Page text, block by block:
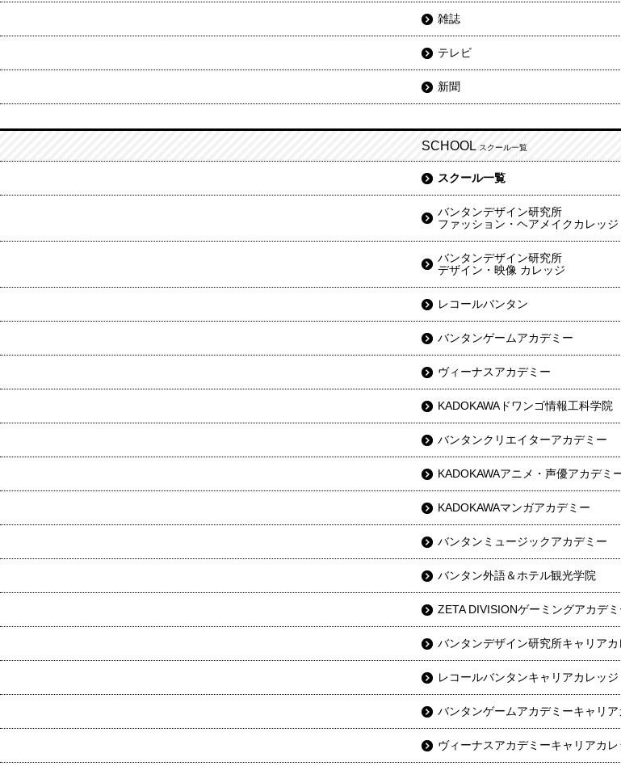
雑誌
テレビ
新聞
SCHOOL スクール一覧
スクール一覧
バンタンデザイン研究所
ファッション・ヘアメイクカレッジ
バンタンデザイン研究所
デザイン・映像 カレッジ
レコールバンタン
バンタンゲームアカデミー
ヴィーナスアカデミー
KADOKAWAドワンゴ情報工科学院
バンタンクリエイターアカデミー
KADOKAWAアニメ・声優アカデミ
KADOKAWAマンガアカデミー
バンタンミュージックアカデミー
バンタン外語＆ホテル観光学院
ZETA DIVISIONゲーミングアカデミ
バンタンデザイン研究所キャリアカ
レコールバンタンキャリアカレッジ
バンタンゲームアカデミーキャリア
ヴィーナスアカデミーキャリアカレ